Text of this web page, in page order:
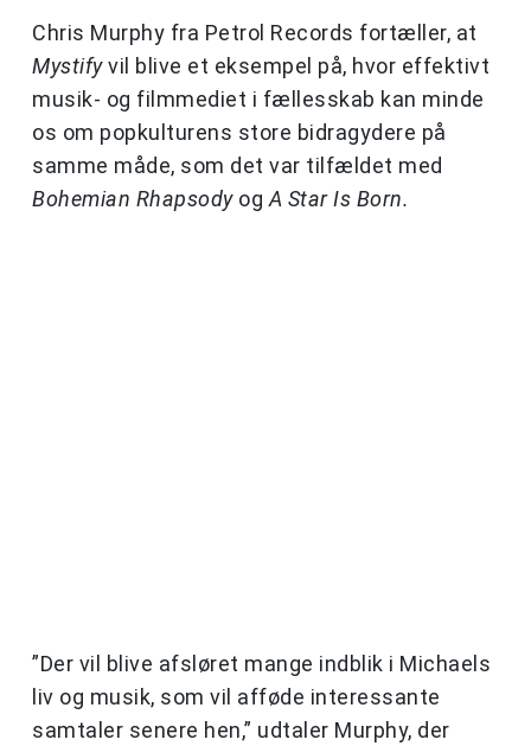
Chris Murphy fra Petrol Records fortæller, at
Mystifyvil blive et eksempel på, hvor effektivt
musik- og filmmediet i fællesskab kan minde
os om popkulturens store bidragydere på
samme måde, som det var tilfældet med
Bohemian Rhapsodyog A Star Is Born.
”Der vil blive afsløret mange indblik i Michaels
liv og musik, som vil afføde interessante
samtaler senere hen,” udtaler Murphy, der